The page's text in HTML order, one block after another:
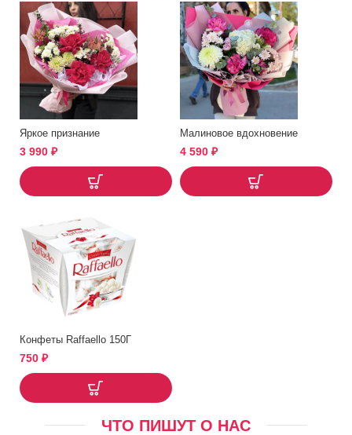
Яркое признание
3 990 ₽
Малиновое вдохновение
4 590 ₽
Конфеты Raffaello 150Г
750 ₽
ЧТО ПИШУТ О НАС